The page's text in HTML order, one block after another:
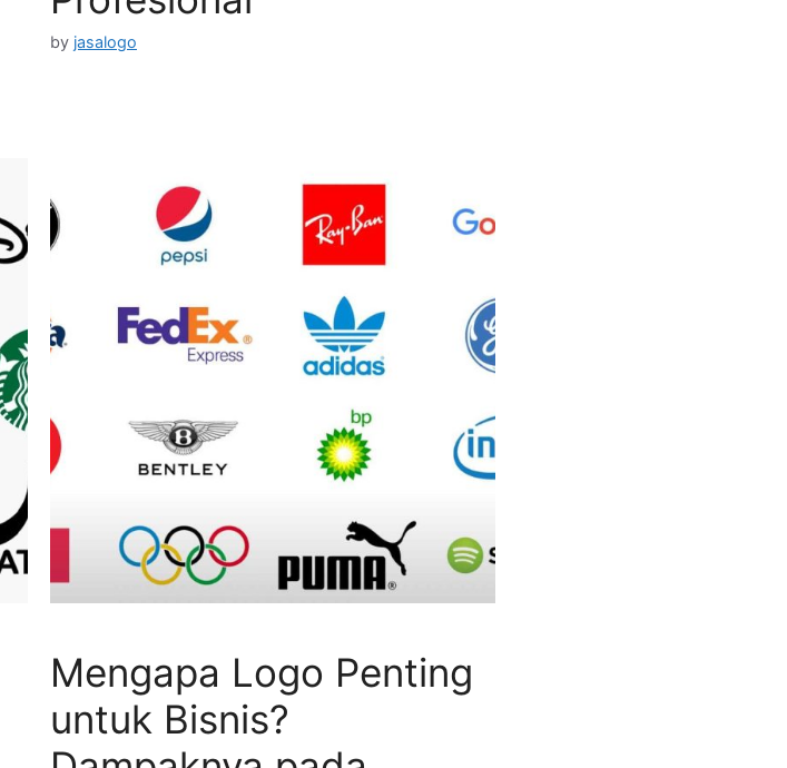
by jasalogo
Mengapa Logo Penting
untuk Bisnis?